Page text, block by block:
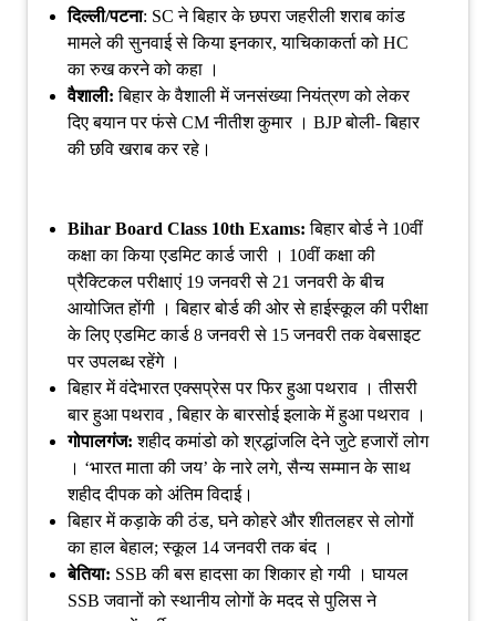
दिल्ली/पटना: SC ने बिहार के छपरा जहरीली शराब कांड
मामले की सुनवाई से किया इनकार, याचिकाकर्ता को HC
का रुख करने को कहा ।
वैशाली: बिहार के वैशाली में जनसंख्या नियंत्रण को लेकर
दिए बयान पर फंसे CM नीतीश कुमार । BJP बोली- बिहार
की छवि खराब कर रहे।
Bihar Board Class 10th Exams: बिहार बोर्ड ने 10वीं
कक्षा का किया एडमिट कार्ड जारी । 10वीं कक्षा की
प्रैक्टिकल परीक्षाएं 19 जनवरी से 21 जनवरी के बीच
आयोजित होंगी । बिहार बोर्ड की ओर से हाईस्कूल की परीक्षा
के लिए एडमिट कार्ड 8 जनवरी से 15 जनवरी तक वेबसाइट
पर उपलब्ध रहेंगे ।
बिहार में वंदेभारत एक्सप्रेस पर फिर हुआ पथराव । तीसरी
बार हुआ पथराव , बिहार के बारसोई इलाके में हुआ पथराव ।
गोपालगंज: शहीद कमांडो को श्रद्धांजलि देने जुटे हजारों लोग
। ‘भारत माता की जय’ के नारे लगे, सैन्य सम्मान के साथ
शहीद दीपक को अंतिम विदाई।
बिहार में कड़ाके की ठंड, घने कोहरे और शीतलहर से लोगों
का हाल बेहाल; स्कूल 14 जनवरी तक बंद ।
बेतिया: SSB की बस हादसा का शिकार हो गयी । घायल
SSB जवानों को स्थानीय लोगों के मदद से पुलिस ने